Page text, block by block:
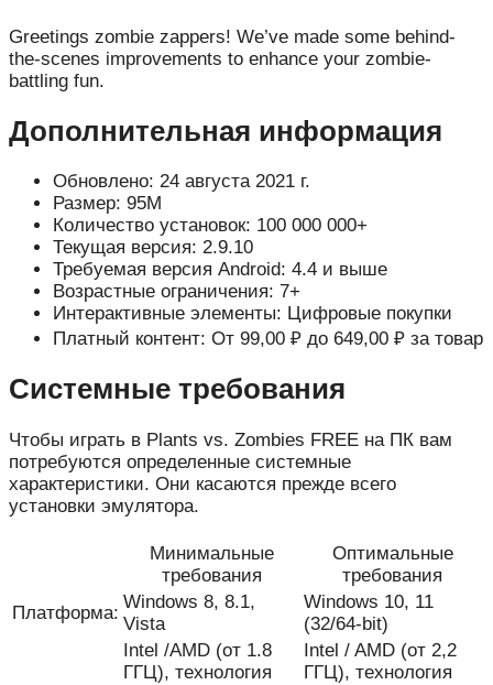
Greetings zombie zappers! We’ve made some behind-
the-scenes improvements to enhance your zombie-
battling fun.
Дополнительная информация
Обновлено: 24 августа 2021 г.
Размер: 95M
Количество установок: 100 000 000+
Текущая версия: 2.9.10
Требуемая версия Android: 4.4 и выше
Возрастные ограничения: 7+
Интерактивные элементы: Цифровые покупки
Платный контент: От 99,00 ₽ до 649,00 ₽ за товар
Системные требования
Чтобы играть в Plants vs. Zombies FREE на ПК вам
потребуются определенные системные
характеристики. Они касаются прежде всего
установки эмулятора.
Минимальные
требования
Оптимальные
требования
Платформа:
Windows 8, 8.1,
Vista
Windows 10, 11
(32/64-bit)
Intel /AMD (от 1.8
ГГЦ), технология
Intel / AMD (от 2,2
ГГЦ), технология